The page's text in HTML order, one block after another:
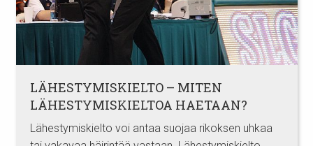
LÄHESTYMISKIELTO – MITEN
LÄHESTYMISKIELTOA HAETAAN?
Lähestymiskielto voi antaa suojaa rikoksen uhkaa